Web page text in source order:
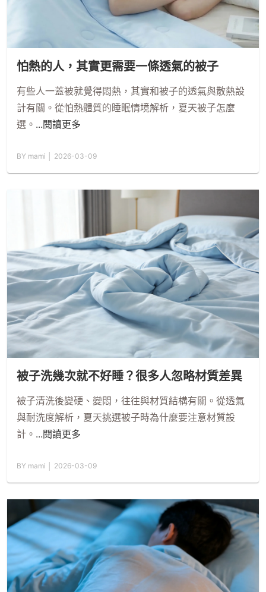
怕熱的人，其實更需要一條透氣的被子
有些人一蓋被就覺得悶熱，其實和被子的透氣與散熱設
計有關。從怕熱體質的睡眠情境解析，夏天被子怎麼
選。 ...閱讀更多
BY mami │ 2026-03-09
被子洗幾次就不好睡？很多人忽略材質差異
被子清洗後變硬、變悶，往往與材質結構有關。從透氣
與耐洗度解析，夏天挑選被子時為什麼要注意材質設
計。 ...閱讀更多
BY mami │ 2026-03-09